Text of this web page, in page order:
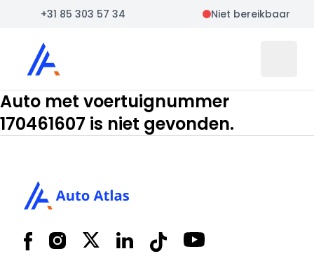
+31 85 303 57 34 Niet bereikbaar
Auto Atlas
Auto met voertuignummer
170461607 is niet gevonden.
FacebookInstagram
X LinkedInTiktok YouTube